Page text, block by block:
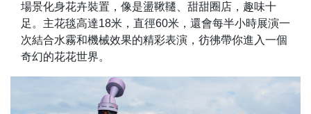
場景化身花卉裝置，像是盪鞦韆、甜甜圈店，趣味十
足。主花毯高達18米，直徑60米，還會每半小時展演一
次結合水霧和機械效果的精彩表演，彷彿帶你進入一個
奇幻的花花世界。